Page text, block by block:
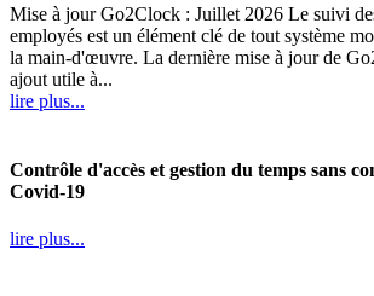
Mise à jour Go2Clock : Juillet 2026 Le suivi
employés est un élément clé de tout système
la main-d'œuvre. La dernière mise à jour de
ajout utile à...
lire plus...
Contrôle d'accès et gestion du temps sans
Covid-19
lire plus...